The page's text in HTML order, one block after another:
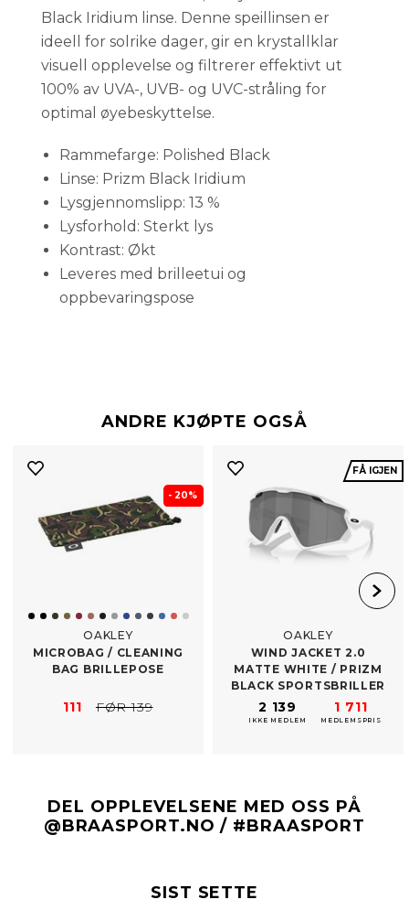
Black Iridium linse. Denne speillinsen er
ideell for solrike dager, gir en krystallklar
visuell opplevelse og filtrerer effektivt ut
100% av UVA-, UVB- og UVC-stråling for
optimal øyebeskyttelse.
Rammefarge: Polished Black
Linse: Prizm Black Iridium
Lysgjennomslipp: 13 %
Lysforhold: Sterkt lys
Kontrast: Økt
Leveres med brilleetui og
oppbevaringspose
ANDRE KJØPTE OGSÅ
- 20%
OAKLEY
MICROBAG /​ CLEANING
BAG BRILLEPOSE
111 FØR 139
FÅ IGJEN
OAKLEY
WIND JACKET 2.0
MATTE WHITE /​ PRIZM
BLACK SPORTSBRILLER
2 139
IKKE MEDLEM
1 711
MEDLEMSPRIS
DEL OPPLEVELSENE MED OSS PÅ
@BRAASPORT.NO / #BRAASPORT
SIST SETTE